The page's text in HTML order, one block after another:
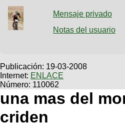
Galeria
Bicicletas
Viajes
Descenso
Dirt
SUBÃ
Buscar
Ultimos
Fotos
BicicleterÃ­
Bicicletas
Videos
Cicloturismo
Mensaje privado
Notas del usuario
Publicación: 19-03-2008
Internet: ENLACE
Número: 110062
una mas del
criden